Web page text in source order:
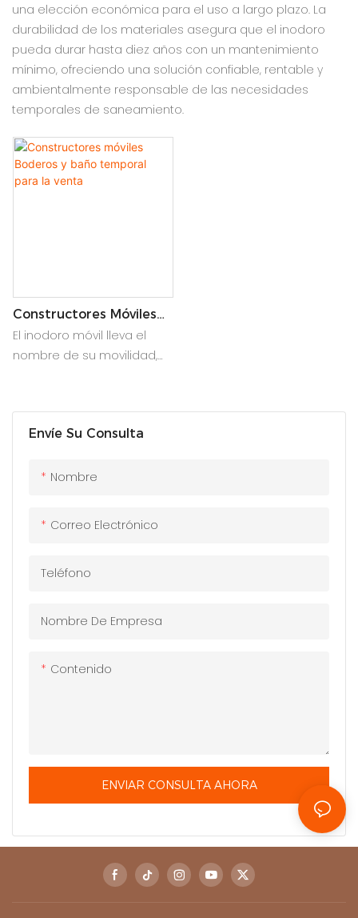
una elección económica para el uso a largo plazo. La
durabilidad de los materiales asegura que el inodoro
pueda durar hasta diez años con un mantenimiento
mínimo, ofreciendo una solución confiable, rentable y
ambientalmente responsable de las necesidades
temporales de saneamiento.
Envíe Su Consulta
Nombre
Correo Electrónico
Teléfono
Nombre De Empresa
Contenido
ENVIAR CONSULTA AHORA
Constructores Móviles
Boderos Y Baño
Temporal Para La Venta
El inodoro móvil lleva el
nombre de su movilidad,
comparación con los
baños tradicionales, las